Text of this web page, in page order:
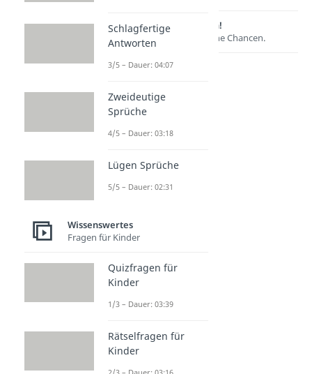
Lernen lohnt sich!
Entdecke hier deine Chancen.
Weitere Inhalte:
Was ist...?
Dauer: 04:11
Was ist Liebe?
Was sind Synonyme?
Was ist ein Appell?
Dauer: 02:36
Polyamorie
Schlagfertige
Antworten
3/5 – Dauer: 04:07
Zweideutige
Sprüche
4/5 – Dauer: 03:18
Lügen Sprüche
5/5 – Dauer: 02:31
Wissenswertes
Fragen für Kinder
Quizfragen für
Kinder
1/3 – Dauer: 03:39
Rätselfragen für
Kinder